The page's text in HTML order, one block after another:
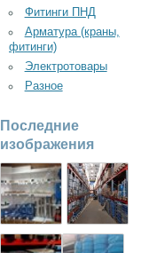
Фитинги ПНД
Арматура (краны,
фитинги)
Электротовары
Разное
Последние
изображения